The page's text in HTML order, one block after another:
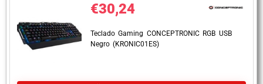
€30,24
Teclado Gaming CONCEPTRONIC RGB USB
Negro (KRONIC01ES)